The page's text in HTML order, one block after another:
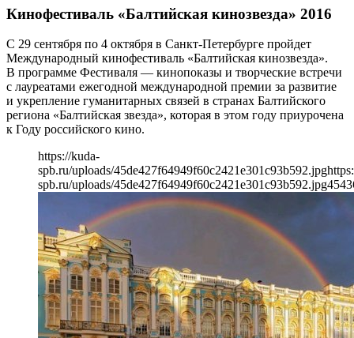
Кинофестиваль «Балтийская кинозвезда» 2016
С 29 сентября по 4 октября в Санкт-Петербурге пройдет
Международный кинофестиваль «Балтийская кинозвезда».
В программе Фестиваля — кинопоказы и творческие встречи
с лауреатами ежегодной международной премии за развитие
и укрепление гуманитарных связей в странах Балтийского
региона «Балтийская звезда», которая в этом году приурочена
к Году российского кино.
https://kuda-
spb.ru/uploads/45de427f64949f60c2421e301c93b592.jpg
spb.ru/uploads/45de427f64949f60c2421e301c93b592.jpg454